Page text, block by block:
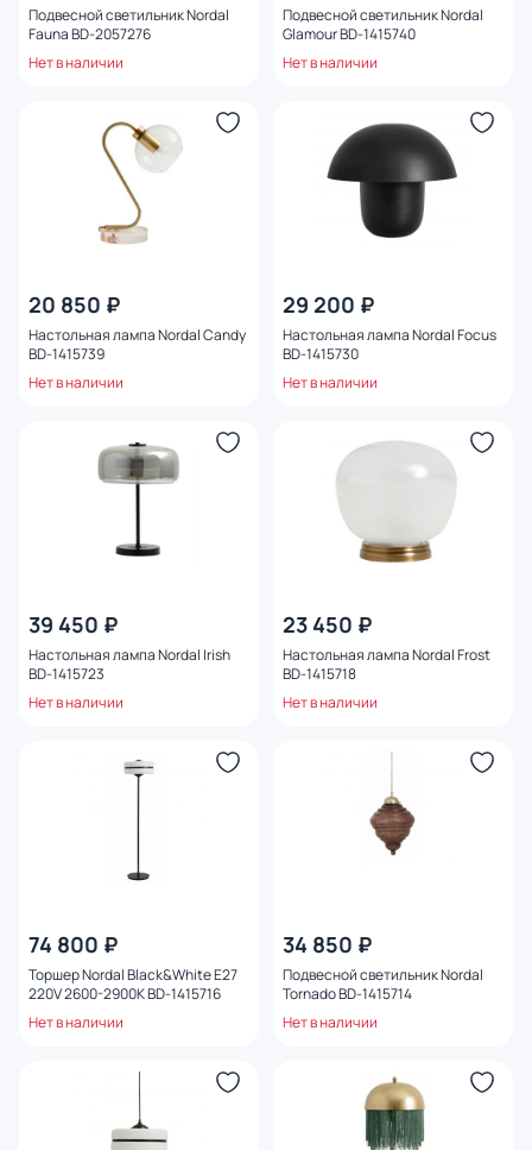
Подвесной светильник Nordal
Fauna BD-2057276
Нет в наличии
Подвесной светильник Nordal
Glamour BD-1415740
Нет в наличии
20 850 ₽
Настольная лампа Nordal Candy
BD-1415739
Нет в наличии
29 200 ₽
Настольная лампа Nordal Focus
BD-1415730
Нет в наличии
39 450 ₽
Настольная лампа Nordal Irish
BD-1415723
Нет в наличии
23 450 ₽
Настольная лампа Nordal Frost
BD-1415718
Нет в наличии
74 800 ₽
Торшер Nordal Black&White E27
220V 2600-2900K BD-1415716
Нет в наличии
34 850 ₽
Подвесной светильник Nordal
Tornado BD-1415714
Нет в наличии